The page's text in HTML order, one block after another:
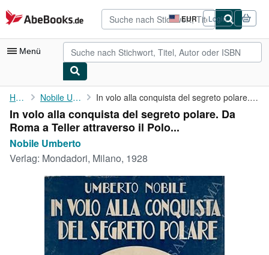
Zum Hauptinhalt
AbeBooks.de EUR
Seite
der
Einkaufseinstellungen.
Login
Menü
Nutzerkonto
Meine Bestellungen
Detailsuche
Sammlungen
Antiquarische Bücher
Kunst & Sammlerstücke
Verkäufer werden
Home Nobile Umberto In volo alla conquista del segreto polare. Da Roma a Teller ...
In volo alla conquista del segreto polare. Da
Roma a Teller attraverso il Polo...
Nobile Umberto
Verlag: Mondadori, Milano, 1928